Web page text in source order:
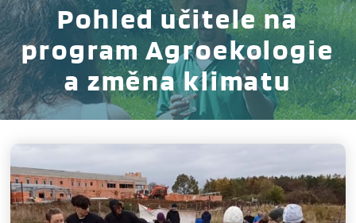
Pohled učitele na
program Agroekologie
a změna klimatu